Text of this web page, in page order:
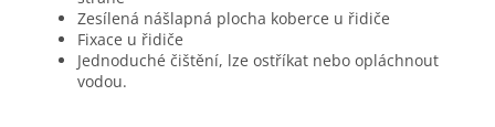
Zesílená nášlapná plocha koberce u řidiče
Fixace u řidiče
Jednoduché čištění, lze ostříkat nebo opláchnout
vodou.